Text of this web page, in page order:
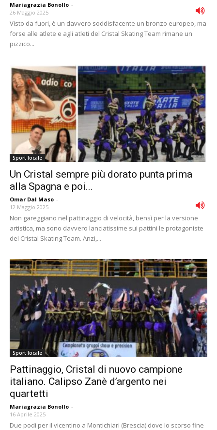
Mariagrazia Bonollo -
26 Maggio 2025
Visto da fuori, è un davvero soddisfacente un bronzo europeo, ma
forse alle atlete e agli atleti del Cristal Skating Team rimane un
pizzico...
Sport locale
Un Cristal sempre più dorato punta prima
alla Spagna e poi...
Omar Dal Maso -
12 Maggio 2025
Non gareggiano nel pattinaggio di velocità, bensì per la versione
artistica, ma sono davvero lanciatissime sui pattini le protagoniste
del Cristal Skating Team. Anzi,...
Sport locale
Pattinaggio, Cristal di nuovo campione
italiano. Calipso Zanè d’argento nei
quartetti
Mariagrazia Bonollo -
16 Aprile 2025
Due podi per il vicentino a Montichiari (Brescia) dove lo scorso fine